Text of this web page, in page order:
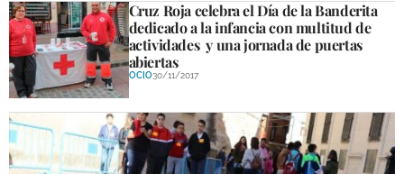
Cruz Roja celebra el Día de la Banderita
dedicado a la infancia con multitud de
actividades y una jornada de puertas
abiertas
OCIO30/11/2017